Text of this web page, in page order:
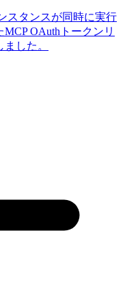
スタンスが同時に実行
OAuthトークンリ
した。